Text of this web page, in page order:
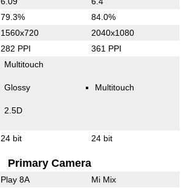
79.3% 84.0%
1560x720 2040x1080
282 PPI 361 PPI
Multitouch
Glossy
2.5D
Multitouch
24 bit 24 bit
Primary Camera
Play 8A Mi Mix